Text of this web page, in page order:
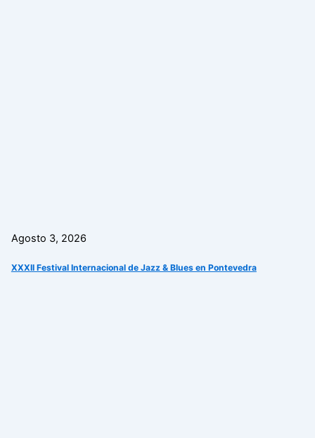
Agosto 3, 2026
XXXII Festival Internacional de Jazz & Blues en Pontevedra